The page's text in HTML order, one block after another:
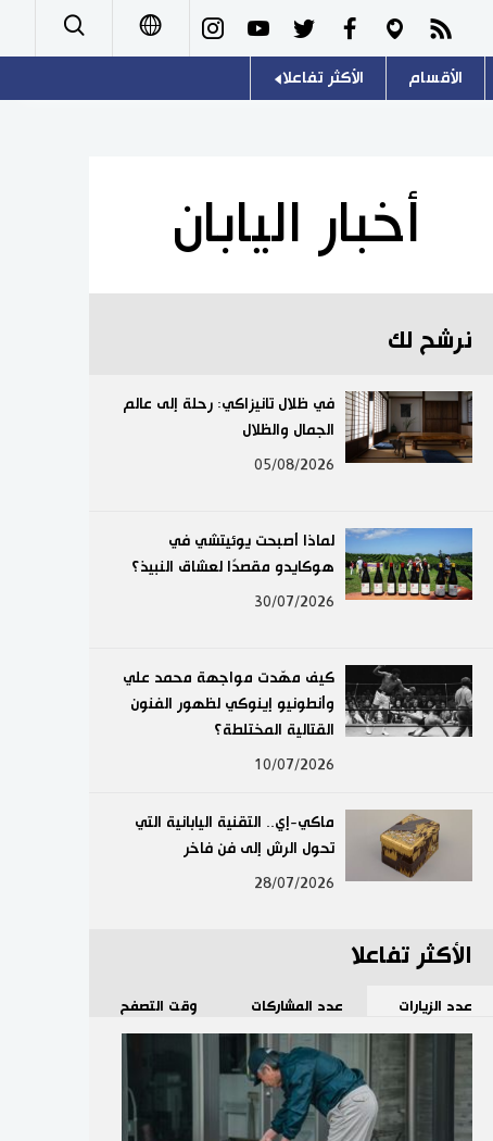
Русский
الأقسام
تجارب وآراء
سياسة
اقتصاد
مجتمع
ثقافة
طوكيو
الأكثر تفاعلا
هو وهي
المطبخ الياباني
أخبار اليابان
نرشح لك
في ظلال تانيزاكي: رحلة إلى عالم
الجمال والظلال
05/08/2026
لماذا أصبحت يوئيتشي في
هوكايدو مقصدًا لعشاق النبيذ؟
30/07/2026
كيف مهّدت مواجهة محمد علي
وأنطونيو إينوكي لظهور الفنون
القتالية المختلطة؟
10/07/2026
ماكي-إي.. التقنية اليابانية التي
تحول الرش إلى فن فاخر
28/07/2026
الأكثر تفاعلا
عدد الزيارات عدد المشاركات وقت التصفح